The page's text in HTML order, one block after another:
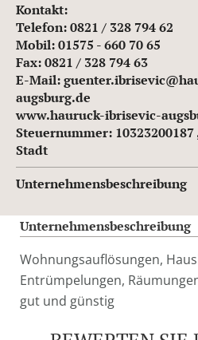
Kontakt:
Telefon: 0821 / 328 794 62
Mobil: 01575 - 660 70 65
Fax: 0821 / 328 794 63
E-Mail:
augsburg.de
www.hauruck-ibrisevic-
Steuernummer:
Stadt
Unternehmensbeschreibung
Unternehmensbeschreibung
Wohnungsauflösungen,
Entrümpelungen,
gut und günstig